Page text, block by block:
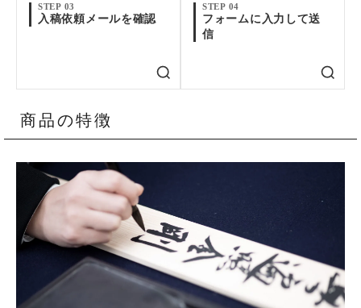
STEP 03
入稿依頼メールを確認
STEP 04
フォームに入力して送
信
商品の特徴